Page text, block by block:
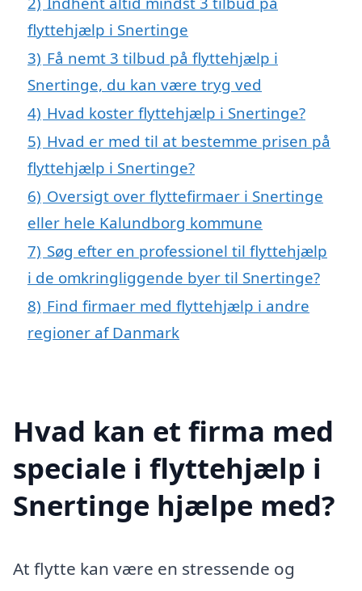
flyttehjælp i Snertinge
3) Få nemt 3 tilbud på flyttehjælp i
Snertinge, du kan være tryg ved
4) Hvad koster flyttehjælp i Snertinge?
5) Hvad er med til at bestemme prisen på
flyttehjælp i Snertinge?
6) Oversigt over flyttefirmaer i Snertinge
eller hele Kalundborg kommune
7) Søg efter en professionel til flyttehjælp
i de omkringliggende byer til Snertinge?
8) Find firmaer med flyttehjælp i andre
regioner af Danmark
Hvad kan et firma med
speciale i flyttehjælp i
Snertinge hjælpe med?
At flytte kan være en stressende og